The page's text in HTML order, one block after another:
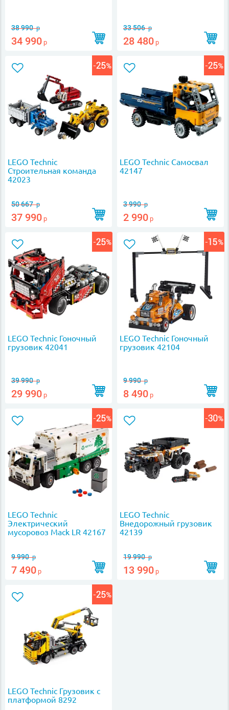
38 990р
34 990 р
33 506р
28 480 р
LEGO Technic
Строительная команда
42023
50 667р
37 990 р
LEGO Technic Самосвал
42147
3 990р
2 990 р
LEGO Technic Гоночный
грузовик 42041
39 990р
29 990 р
LEGO Technic Гоночный
грузовик 42104
9 990р
8 490 р
LEGO Technic
Электрический
мусоровоз Mack LR 42167
9 990р
7 490 р
LEGO Technic
Внедорожный грузовик
42139
19 990р
13 990 р
LEGO Technic Грузовик с
платформой 8292